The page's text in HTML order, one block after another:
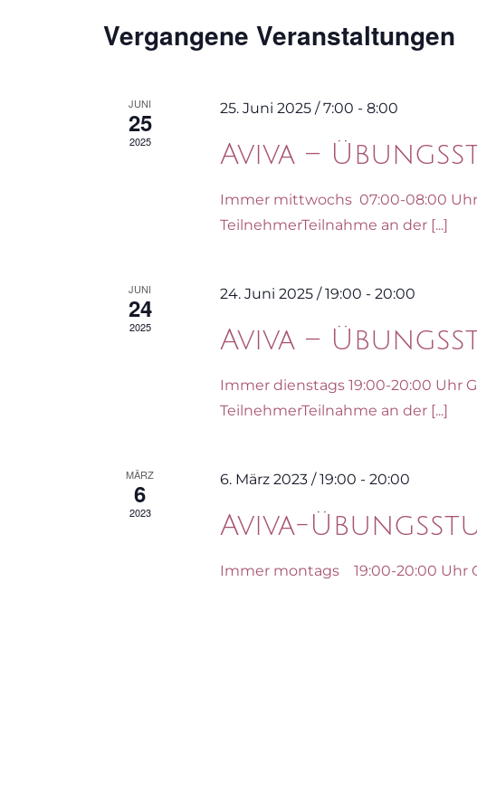
Vergangene Veranstaltungen
JUNI
25
2025
25. Juni 2025 / 7:00 -8:00
Aviva –
Immer mittwochs 07:00-08:00 Uhr
TeilnehmerTeilnahme an der [...]
JUNI
24
2025
24. Juni 2025 / 19:00 -20:00
Aviva –
Immer dienstags 19:00-20:00 Uhr
TeilnehmerTeilnahme an der [...]
MÄRZ
6
2023
6. März 2023 / 19:00 -20:00
Aviva-
Immer montags 19:00-20:00 Uhr